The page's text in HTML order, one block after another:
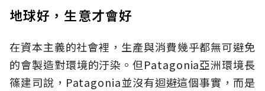
地球好，生意才會好
在資本主義的社會裡，生產與消費幾乎都無可避免
的會製造對環境的汙染。但Patagonia亞洲環境長
篠建司說，Patagonia並沒有迴避這個事實，而是